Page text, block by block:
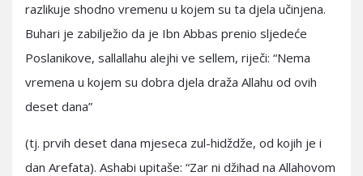
razlikuje shodno vremenu u kojem su ta djela učinjena.
Buhari je zabilježio da je Ibn Abbas prenio sljedeće
Poslanikove, sallallahu alejhi ve sellem, riječi: “Nema
vremena u kojem su dobra djela draža Allahu od ovih
deset dana”
(tj. prvih deset dana mjeseca zul-hidždže, od kojih je i
dan Arefata). Ashabi upitaše: “Zar ni džihad na Allahovom